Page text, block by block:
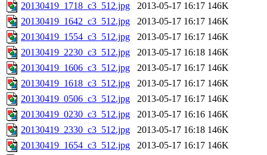
20130419_1718_c3_512.jpg
2013-05-17 16:17 146K
20130419_1642_c3_512.jpg
2013-05-17 16:17 146K
20130419_1554_c3_512.jpg
2013-05-17 16:17 146K
20130419_2230_c3_512.jpg
2013-05-17 16:18 146K
20130419_1606_c3_512.jpg
2013-05-17 16:17 146K
20130419_1618_c3_512.jpg
2013-05-17 16:17 146K
20130419_0506_c3_512.jpg
2013-05-17 16:17 146K
20130419_0230_c3_512.jpg
2013-05-17 16:16 146K
20130419_2330_c3_512.jpg
2013-05-17 16:18 146K
20130419_1654_c3_512.jpg
2013-05-17 16:17 146K